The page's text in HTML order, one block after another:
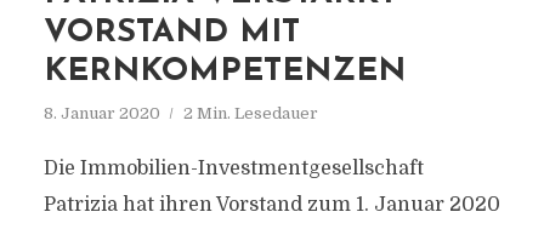
VORSTAND MIT
KERNKOMPETENZEN
8. Januar 2020 2 Min. Lesedauer
Die Immobilien-Investmentgesellschaft
Patrizia hat ihren Vorstand zum 1. Januar 2020